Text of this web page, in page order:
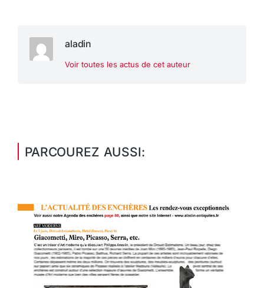
aladin
Voir toutes les actus de cet auteur
PARCOUREZ AUSSI: